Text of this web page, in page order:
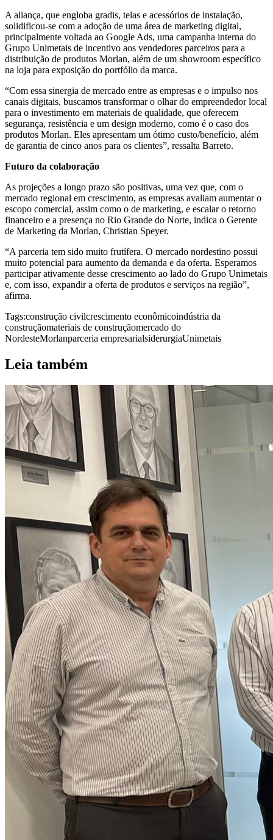
A aliança, que engloba gradis, telas e acessórios de instalação,
solidificou-se com a adoção de uma área de marketing digital,
principalmente voltada ao Google Ads, uma campanha interna do
Grupo Unimetais de incentivo aos vendedores parceiros para a
distribuição de produtos Morlan, além de um showroom específico
na loja para exposição do portfólio da marca.
“Com essa sinergia de mercado entre as empresas e o impulso nos
canais digitais, buscamos transformar o olhar do empreendedor local
para o investimento em materiais de qualidade, que oferecem
segurança, resistência e um design moderno, como é o caso dos
produtos Morlan. Eles apresentam um ótimo custo/benefício, além
de garantia de cinco anos para os clientes”, ressalta Barreto.
Futuro da colaboração
As projeções a longo prazo são positivas, uma vez que, com o
mercado regional em crescimento, as empresas avaliam aumentar o
escopo comercial, assim como o de marketing, e escalar o retorno
financeiro e a presença no Rio Grande do Norte, indica o Gerente
de Marketing da Morlan, Christian Speyer.
“A parceria tem sido muito frutífera. O mercado nordestino possui
muito potencial para aumento da demanda e da oferta. Esperamos
participar ativamente desse crescimento ao lado do Grupo Unimetais
e, com isso, expandir a oferta de produtos e serviços na região”,
afirma.
Tags:construção civilcrescimento econômicoindústria da
construçãomateriais de construçãomercado do
NordesteMorlanparceria empresarialsiderurgiaUnimetais
Leia também